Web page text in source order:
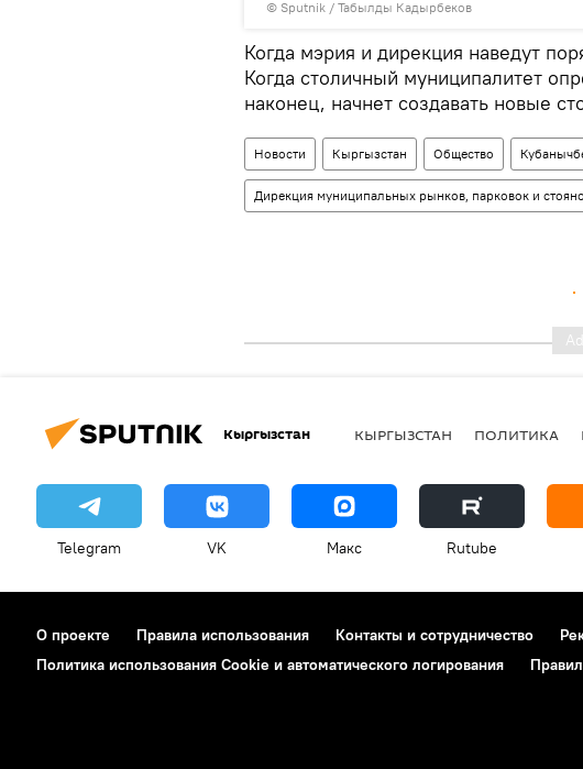
© Sputnik / Табылды Кадырбеков
Когда мэрия и дирекция наведут
Когда столичный муниципалитет
наконец, начнет создавать новые
Новости Кыргызстан Общество
Дирекция муниципальных рынков, парковок и
Кыргызстан КЫРГЫЗСТАН ПОЛИТИКА
Telegram VK Макс Rutube
О проекте Правила использования Контакты и сотрудничество
Политика использования Cookie и автоматического логирования